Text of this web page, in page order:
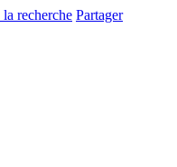
recherche Partager